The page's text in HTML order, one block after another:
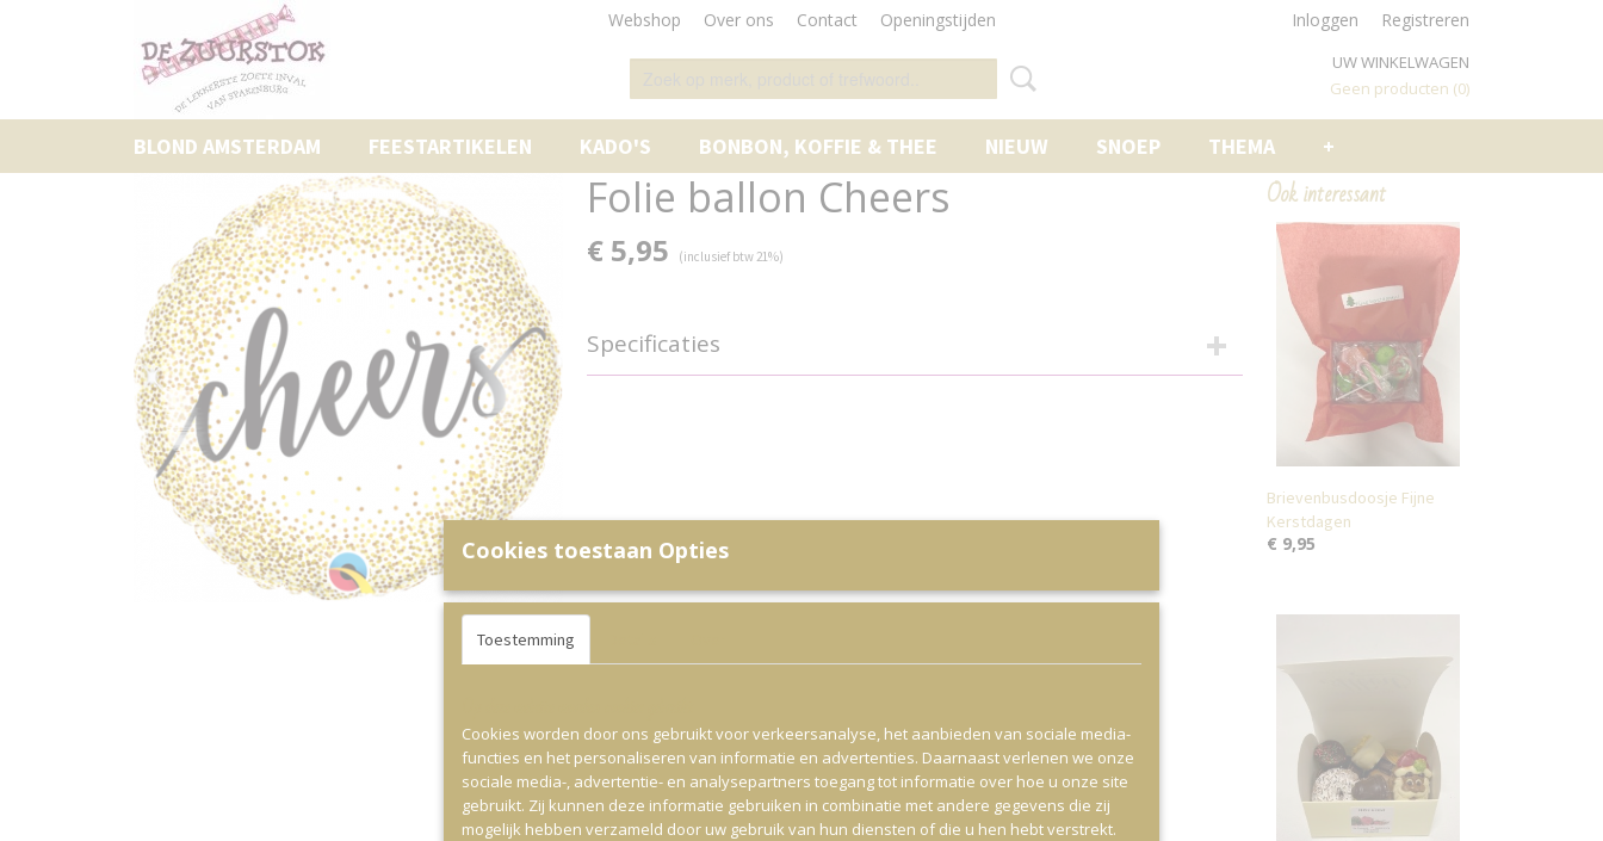
Webshop Over ons Contact Openingstijden Inloggen Registreren
UW WINKELWAGEN
Geen producten (0)
BLOND AMSTERDAM FEESTARTIKELEN KADO'S BONBON, KOFFIE & THEE NIEUW SNOEP THEMA +
Folie ballon Cheers
€ 5,95 (inclusief btw 21%)
Specificaties
Ook interessant
Brievenbusdoosje Fijne
Kerstdagen
€ 9,95
Cookies toestaan Opties
Toestemming
Cookies worden door ons gebruikt voor verkeersanalyse, het aanbieden van sociale media-
functies en het personaliseren van informatie en advertenties. Daarnaast verlenen we onze
sociale media-, advertentie- en analysepartners toegang tot informatie over hoe u onze site
gebruikt. Zij kunnen deze informatie gebruiken in combinatie met andere gegevens die zij
mogelijk hebben verzameld door uw gebruik van hun diensten of die u hen hebt verstrekt.